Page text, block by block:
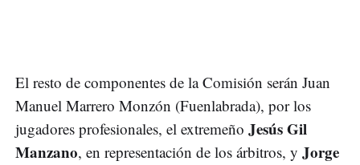
El resto de componentes de la Comisión serán Juan
Manuel Marrero Monzón (Fuenlabrada), por los
jugadores profesionales, el extremeño Jesús Gil
Manzano, en representación de los árbitros, y Jorge